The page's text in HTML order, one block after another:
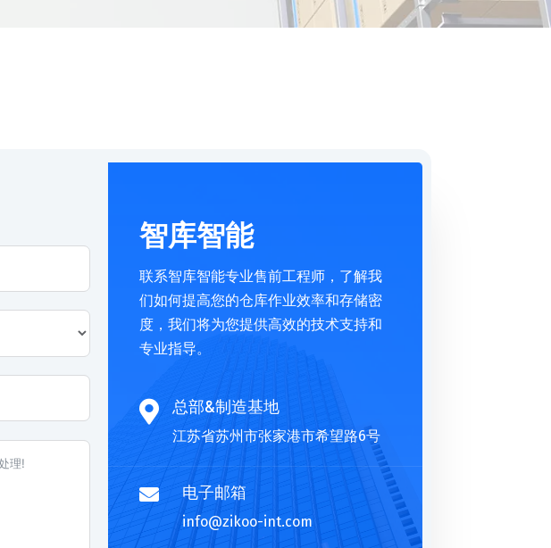
智库智能
联系智库智能专业售前工程师，了解我
们如何提高您的仓库作业效率和存储密
度，我们将为您提供高效的技术支持和
专业指导。
 总部&制造基地
江苏省苏州市张家港市希望路6号
 电子邮箱
info@zikoo-int.com